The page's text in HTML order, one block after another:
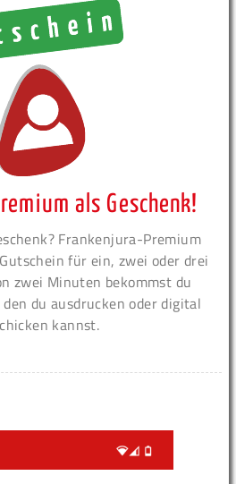
als Geschenk!
Frankenjura-Premium
für ein, zwei oder drei
zwei Minuten bekommst du
du ausdrucken oder digital
kannst.